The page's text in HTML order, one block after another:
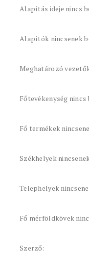
Alapítás ideje nincs
Alapítók nincsenek
Meghatározó
Főtevékenység
Fő termékek
Székhelyek
Telephelyek
Fő mérföldkövek
Szerző: